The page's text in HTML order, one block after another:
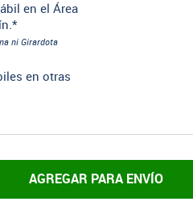
en el Área
ni Girardota
en otras
AGREGAR PARA ENVÍO